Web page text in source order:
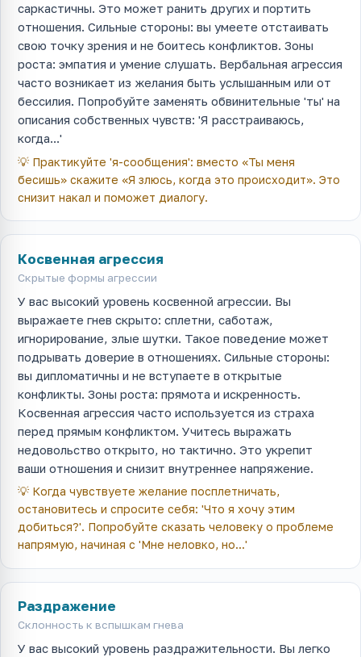
саркастичны. Это может ранить других и портить
отношения. Сильные стороны: вы умеете отстаивать
свою точку зрения и не боитесь конфликтов. Зоны
роста: эмпатия и умение слушать. Вербальная агрессия
часто возникает из желания быть услышанным или от
бессилия. Попробуйте заменять обвинительные 'ты' на
описания собственных чувств: 'Я расстраиваюсь,
когда...'
💡 Практикуйте 'я-сообщения': вместо «Ты меня
бесишь» скажите «Я злюсь, когда это происходит». Это
снизит накал и поможет диалогу.
Косвенная агрессия
Скрытые формы агрессии
У вас высокий уровень косвенной агрессии. Вы
выражаете гнев скрыто: сплетни, саботаж,
игнорирование, злые шутки. Такое поведение может
подрывать доверие в отношениях. Сильные стороны:
вы дипломатичны и не вступаете в открытые
конфликты. Зоны роста: прямота и искренность.
Косвенная агрессия часто используется из страха
перед прямым конфликтом. Учитесь выражать
недовольство открыто, но тактично. Это укрепит
ваши отношения и снизит внутреннее напряжение.
💡 Когда чувствуете желание посплетничать,
остановитесь и спросите себя: 'Что я хочу этим
добиться?'. Попробуйте сказать человеку о проблеме
напрямую, начиная с 'Мне неловко, но...'
Раздражение
Склонность к вспышкам гнева
У вас высокий уровень раздражительности. Вы легко